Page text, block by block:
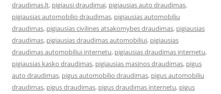
draudimas.lt, pigiausi draudimai, pigiausias auto draudimas,
pigiausias automobilio draudimas, pigiausias automobiliu
draudimas, pigiausias civilines atsakomybes draudimas, pigiausias
draudimas, pigiausias draudimas automobiliui, pigiausias
draudimas automobiliui internetu, pigiausias draudimas internetu,
pigiausias kasko draudimas, pigiausias masinos draudimas, pigus
auto draudimas, pigus automobilio draudimas, pigus automobiliu
draudimas, pigus draudimas, pigus draudimas internetu, pigus